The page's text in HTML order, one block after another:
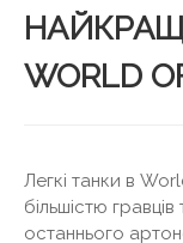
WORLD
Легкі танки в
більшістю гравців
останнього